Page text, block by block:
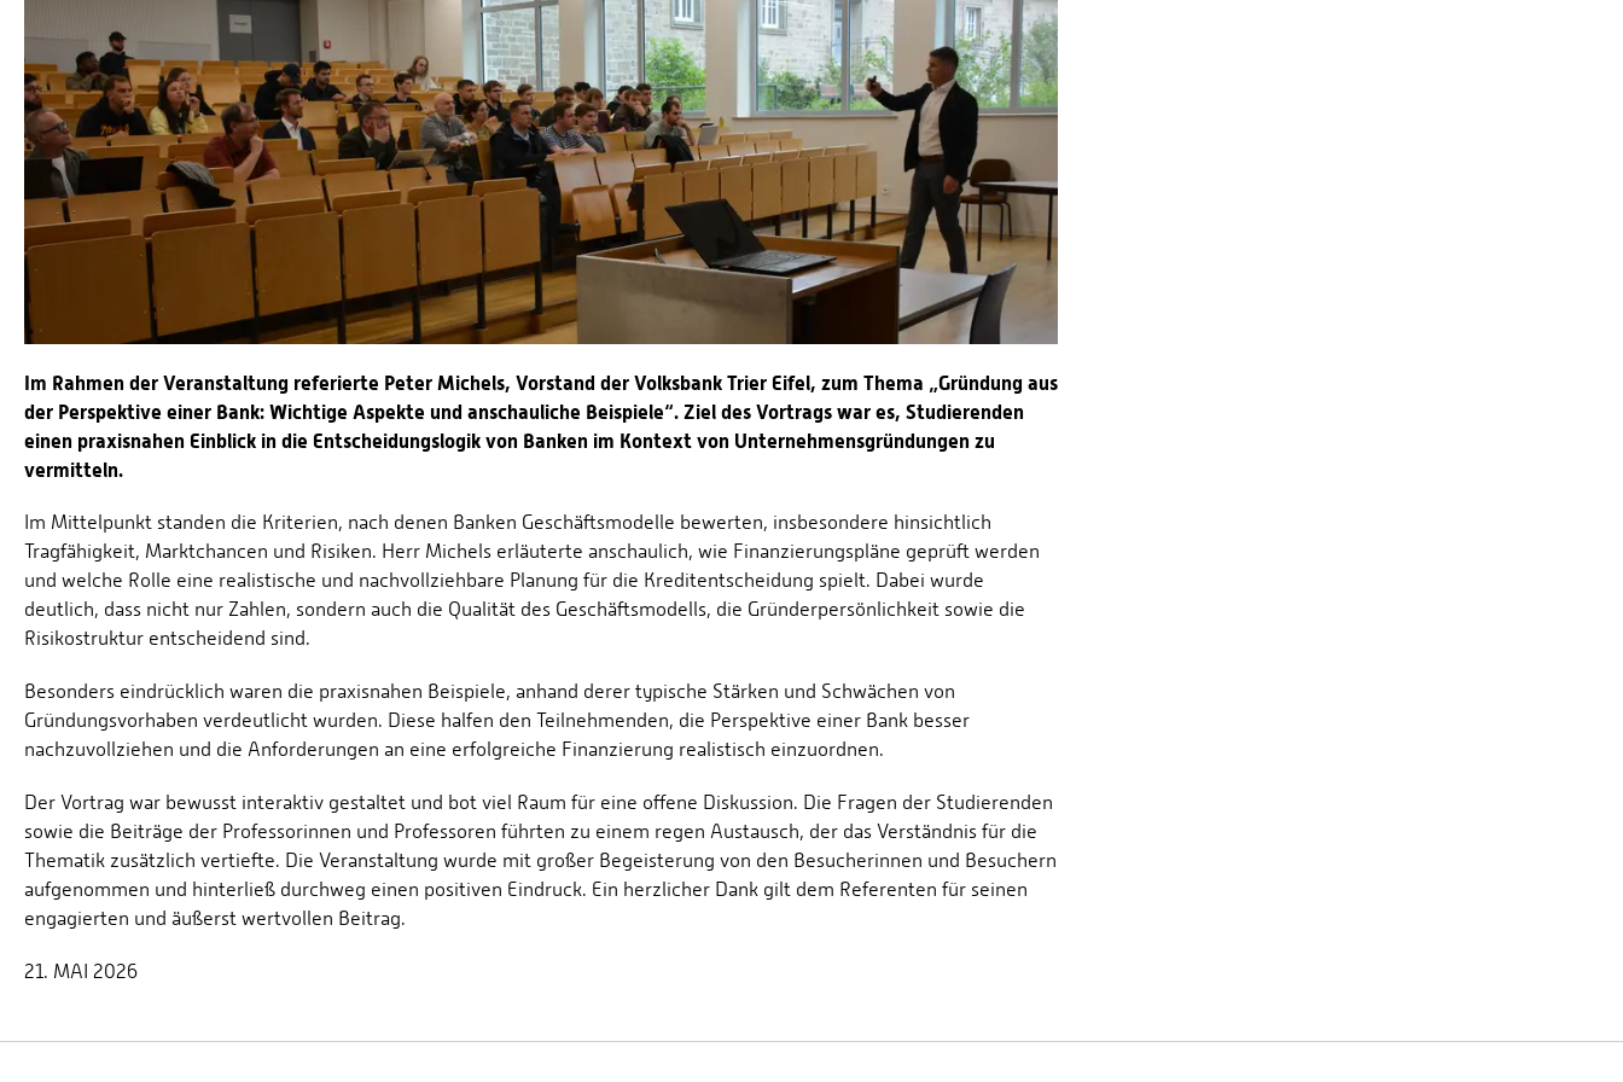
Im Rahmen der Veranstaltung referierte Peter Michels, Vorstand der Volksbank Trier Eifel, zum Thema „Gründung aus
der Perspektive einer Bank: Wichtige Aspekte und anschauliche Beispiele“. Ziel des Vortrags war es, Studierenden
einen praxisnahen Einblick in die Entscheidungslogik von Banken im Kontext von Unternehmensgründungen zu
vermitteln.
Im Mittelpunkt standen die Kriterien, nach denen Banken Geschäftsmodelle bewerten, insbesondere hinsichtlich
Tragfähigkeit, Marktchancen und Risiken. Herr Michels erläuterte anschaulich, wie Finanzierungspläne geprüft werden
und welche Rolle eine realistische und nachvollziehbare Planung für die Kreditentscheidung spielt. Dabei wurde
deutlich, dass nicht nur Zahlen, sondern auch die Qualität des Geschäftsmodells, die Gründerpersönlichkeit sowie die
Risikostruktur entscheidend sind.
Besonders eindrücklich waren die praxisnahen Beispiele, anhand derer typische Stärken und Schwächen von
Gründungsvorhaben verdeutlicht wurden. Diese halfen den Teilnehmenden, die Perspektive einer Bank besser
nachzuvollziehen und die Anforderungen an eine erfolgreiche Finanzierung realistisch einzuordnen.
Der Vortrag war bewusst interaktiv gestaltet und bot viel Raum für eine offene Diskussion. Die Fragen der Studierenden
sowie die Beiträge der Professorinnen und Professoren führten zu einem regen Austausch, der das Verständnis für die
Thematik zusätzlich vertiefte. Die Veranstaltung wurde mit großer Begeisterung von den Besucherinnen und Besuchern
aufgenommen und hinterließ durchweg einen positiven Eindruck. Ein herzlicher Dank gilt dem Referenten für seinen
engagierten und äußerst wertvollen Beitrag.
21. MAI 2026